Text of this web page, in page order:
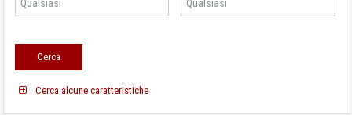
Cerca alcune caratteristiche